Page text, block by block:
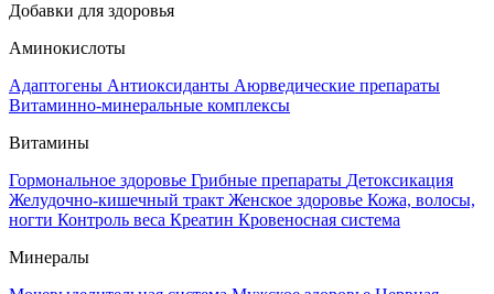
Добавки для здоровья
Аминокислоты
Адаптогены Антиоксиданты Аюрведические препараты
Витаминно-минеральные комплексы
Витамины
Гормональное здоровье Грибные препараты Детоксикация
Желудочно-кишечный тракт Женское здоровье Кожа, волосы,
ногти Контроль веса Креатин Кровеносная система
Минералы